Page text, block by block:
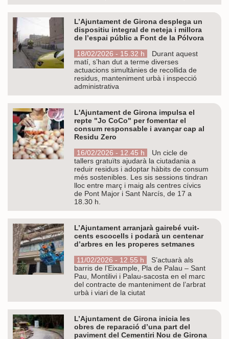
L’Ajuntament de Girona desplega un
dispositiu integral de neteja i millora
de l’espai públic a Font de la Pólvora
18/02/2026 - 15.32 h
Durant aquest
matí, s’han dut a terme diverses
actuacions simultànies de recollida de
residus, manteniment urbà i inspecció
administrativa
L'Ajuntament de Girona impulsa el
repte "Jo CoCo" per fomentar el
consum responsable i avançar cap al
Residu Zero
16/02/2026 - 12.45 h
Un cicle de
tallers gratuïts ajudarà la ciutadania a
reduir residus i adoptar hàbits de consum
més sostenibles. Les sis sessions tindran
lloc entre març i maig als centres cívics
de Pont Major i Sant Narcís, de 17 a
18.30 h.
L’Ajuntament arranjarà gairebé vuit-
cents escocells i podarà un centenar
d’arbres en les properes setmanes
11/02/2026 - 12.55 h
S’actuarà als
barris de l’Eixample, Pla de Palau – Sant
Pau, Montilivi i Palau-sacosta en el marc
del contracte de manteniment de l’arbrat
urbà i viari de la ciutat
L’Ajuntament de Girona inicia les
obres de reparació d’una part del
paviment del Cementiri Nou de Girona